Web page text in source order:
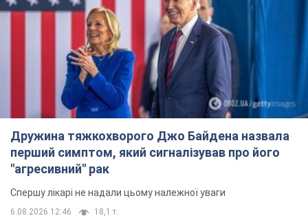
Дружина тяжкохворого Джо Байдена назвала
перший симптом, який сигналізував про його
"агресивний" рак
Спершу лікарі не надали цьому належної уваги
6.08.2026 12:46 18,1 т.